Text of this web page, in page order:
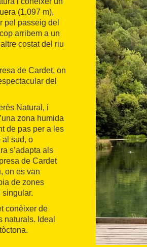
(1.097 m),
pel passeig del
arribem a un
costat del riu
de Cardet, on
del
Natural, i
zona humida
de pas per a les
al sud, o
s’adapta als
de Cardet
on es van
de zones
singular.
conèixer de
Ideal